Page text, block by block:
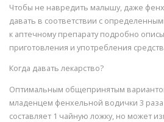
Чтобы не навредить малышу, даже
давать в соответствии с
к аптечному препарату подробно
приготовления и употребления
Когда давать лекарство?
Оптимальным общепринятым
младенцем фенхельной водички 3
составляет 1 чайную ложку, но может